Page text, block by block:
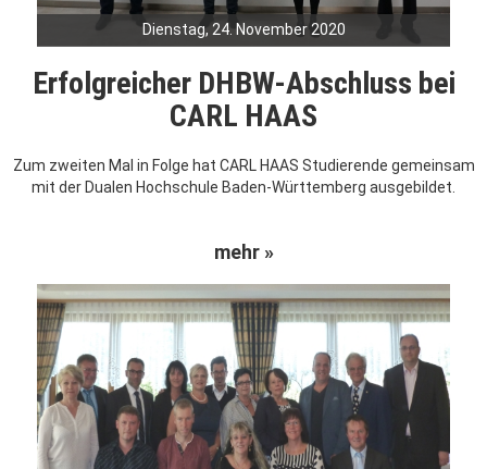
Dienstag, 24. November 2020
Erfolgreicher DHBW-Abschluss bei
CARL HAAS
Zum zweiten Mal in Folge hat CARL HAAS Studierende gemeinsam
mit der Dualen Hochschule Baden-Württemberg ausgebildet.
mehr »